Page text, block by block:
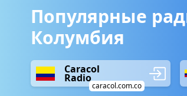
Популярные
Колумбия
Caracol
Radio
caracol.com.co